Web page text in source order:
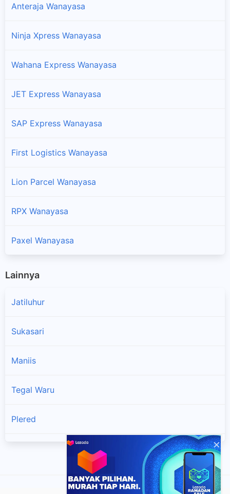
Anteraja Wanayasa
Ninja Xpress Wanayasa
Wahana Express Wanayasa
JET Express Wanayasa
SAP Express Wanayasa
First Logistics Wanayasa
Lion Parcel Wanayasa
RPX Wanayasa
Paxel Wanayasa
Lainnya
Jatiluhur
Sukasari
Maniis
Tegal Waru
Plered
×